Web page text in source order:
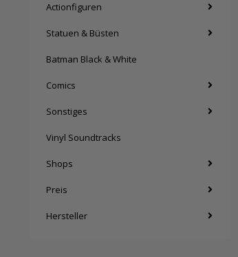
Actionfiguren
Statuen & Büsten
Batman Black & White
Comics
Sonstiges
Vinyl Soundtracks
Shops
Preis
Hersteller